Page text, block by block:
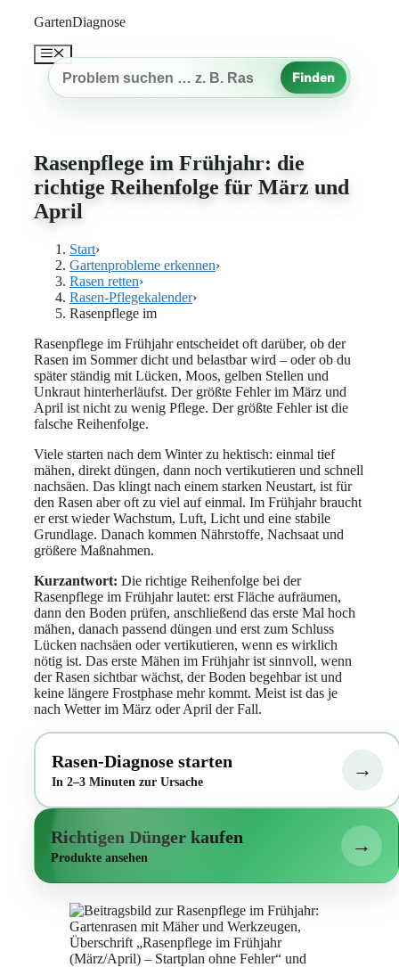
springen
GartenDiagnose
Menü
Gartenproblem
suchen
Finden
Rasenpflege im Frühjahr: die
richtige Reihenfolge für März und
April
Start›
Gartenprobleme erkennen›
Rasen retten›
Rasen-Pflegekalender›
Rasenpflege im
Rasenpflege im Frühjahr entscheidet oft darüber, ob der
Rasen im Sommer dicht und belastbar wird – oder ob du
später ständig mit Lücken, Moos, gelben Stellen und
Unkraut hinterherläufst. Der größte Fehler im März und
April ist nicht zu wenig Pflege. Der größte Fehler ist die
falsche Reihenfolge.
Viele starten nach dem Winter zu hektisch: einmal tief
mähen, direkt düngen, dann noch vertikutieren und schnell
nachsäen. Das klingt nach einem starken Neustart, ist für
den Rasen aber oft zu viel auf einmal. Im Frühjahr braucht
er erst wieder Wachstum, Luft, Licht und eine stabile
Grundlage. Danach kommen Nährstoffe, Nachsaat und
größere Maßnahmen.
Kurzantwort: Die richtige Reihenfolge bei der
Rasenpflege im Frühjahr lautet: erst Fläche aufräumen,
dann den Boden prüfen, anschließend das erste Mal hoch
mähen, danach passend düngen und erst zum Schluss
Lücken nachsäen oder vertikutieren, wenn es wirklich
nötig ist. Das erste Mähen im Frühjahr ist sinnvoll, wenn
der Rasen sichtbar wächst, der Boden begehbar ist und
keine längere Frostphase mehr kommt. Meist ist das je
nach Wetter im März oder April der Fall.
Rasen-Diagnose starten
In 2–3 Minuten zur Ursache
→
Richtigen Dünger kaufen
Produkte ansehen
→